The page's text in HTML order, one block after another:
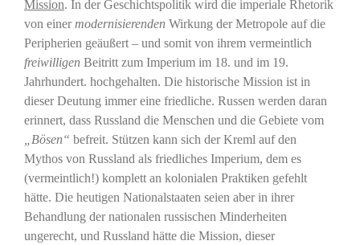
Mission. In der Geschichtspolitik wird die imperiale Rhetorik
von einermodernisierenden Wirkung der Metropole auf die
Peripherien geäußert – und somit von ihrem vermeintlich
freiwilligen Beitritt zum Imperium im 18. und im 19.
Jahrhundert. hochgehalten. Die historische Mission ist in
dieser Deutung immer eine friedliche. Russen werden daran
erinnert, dass Russland die Menschen und die Gebiete vom
„Bösen“ befreit. Stützen kann sich der Kreml auf den
Mythos von Russland als friedliches Imperium, dem es
(vermeintlich!) komplett an kolonialen Praktiken gefehlt
hätte. Die heutigen Nationalstaaten seien aber in ihrer
Behandlung der nationalen russischen Minderheiten
ungerecht, und Russland hätte die Mission, dieser